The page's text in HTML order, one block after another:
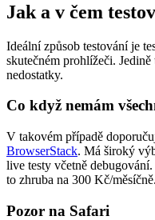
Jak a v čem
Ideální způsob testování je
skutečném prohlížeči.
nedostatky.
Co když nemám
V takovém případě
BrowserStack. Má široký
live testy včetně
to zhruba na 300 Kč/měsíčně.
Pozor na Safari